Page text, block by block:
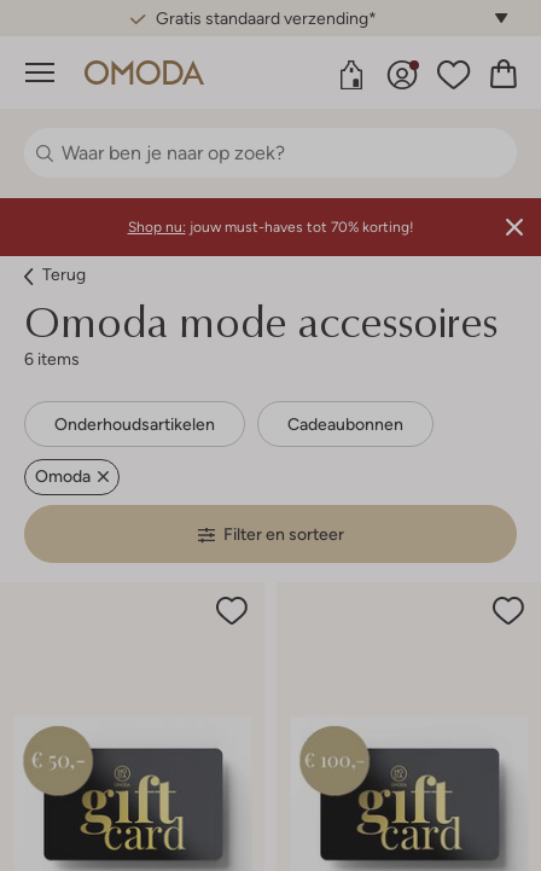
Gratis standaard verzending*
Menu
Shop nu: jouw must-haves tot 70% korting!
Terug
Omoda mode accessoires
6 items
Onderhoudsartikelen Cadeaubonnen
Omoda
Filter en sorteer